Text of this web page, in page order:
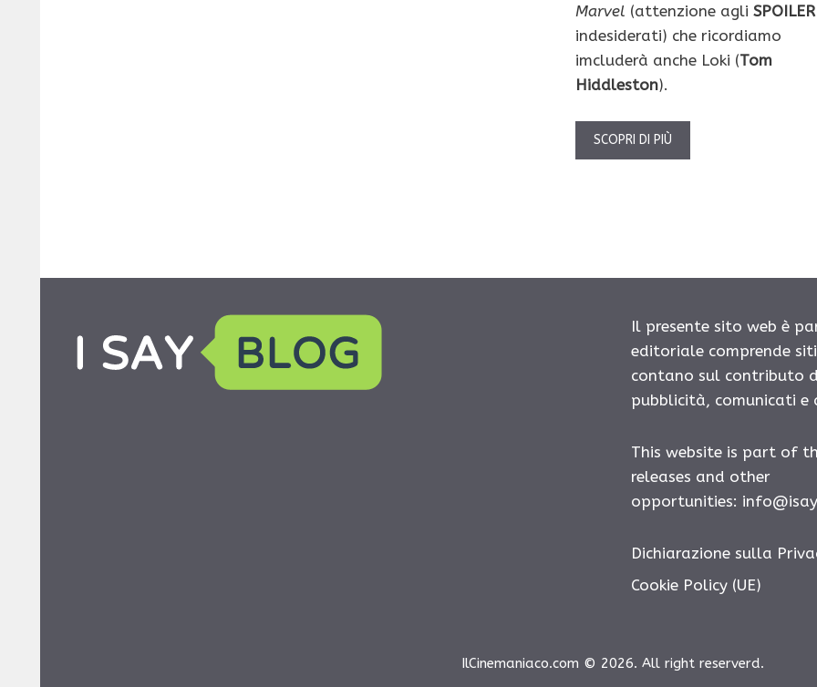
Marvel (attenzione agli SPOILER
indesiderati) che ricordiamo
imcluderà anche Loki (Tom
Hiddleston).
SCOPRI DI PIÙ
Il presente sito web è
editoriale comprende
contano sul contributo
pubblicità, comunicati
This website is part of
releases and other
opportunities:
Dichiarazione sulla
Cookie Policy (UE)
IlCinemaniaco.com © 2026. All right reserverd.